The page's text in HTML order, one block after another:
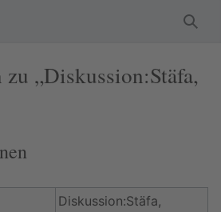
„Diskussion:Stäfa,
Diskussion:Stäfa,